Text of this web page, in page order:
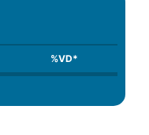
%VD*